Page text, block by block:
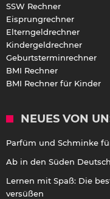
SSW Rechner
Eisprungrechner
Elterngeldrechner
Kindergeldrechner
Geburtsterminrechner
BMI Rechner
BMI Rechner für Kinder
NEUES VON
Parfüm und Schminke
Ab in den Süden
Lernen mit Spaß: Die
versüßen